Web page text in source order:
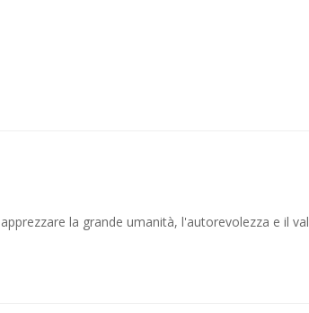
la grande umanità, l'autorevolezza e il